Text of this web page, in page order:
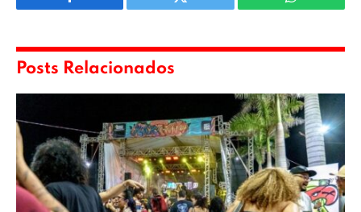
Facebook Twitter WhatsApp
Posts Relacionados